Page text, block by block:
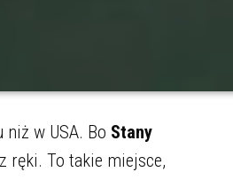
niż w USA. Bo Stany
ręki. To takie miejsce,